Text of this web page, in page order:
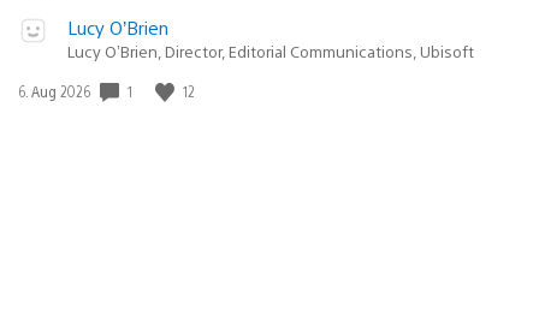
Lucy O’Brien
Lucy O’Brien, Director, Editorial Communications, Ubisoft
Veröffentlichungsdatum:
6. Aug 2026 1 12